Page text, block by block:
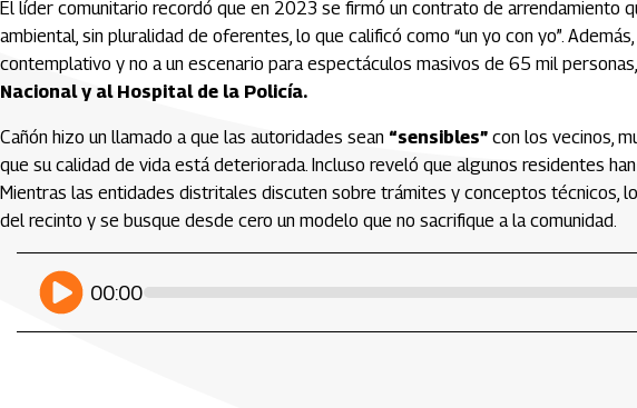
El líder comunitario recordó que en 2023 se firmó un contrato de arrendamiento
ambiental, sin pluralidad de oferentes, lo que calificó como “un yo con yo”.
contemplativo y no a un escenario para espectáculos masivos de 65 mil
Nacional y al Hospital de la Policía.
Cañón hizo un llamado a que las autoridades sean “sensibles” con los vecinos,
que su calidad de vida está deteriorada. Incluso reveló que algunos residentes
Mientras las entidades distritales discuten sobre trámites y conceptos técnicos,
del recinto y se busque desde cero un modelo que no sacrifique a la comunidad.
Artículos Player
Player Articulos
play
00:00